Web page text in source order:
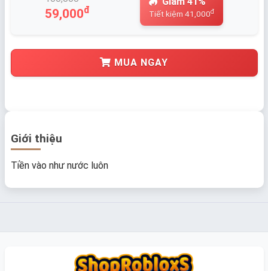
59,000đ Tiết kiệm 41,000đ
MUA NGAY
Giới thiệu
Tiền vào như nước luôn